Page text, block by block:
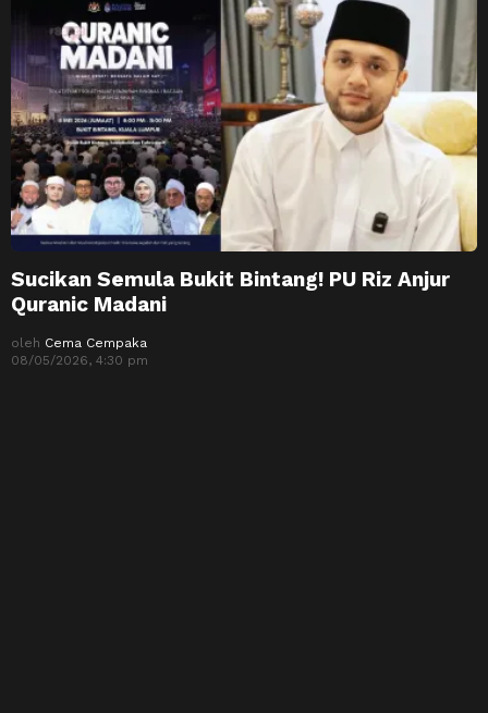
Sucikan Semula Bukit Bintang! PU Riz Anjur
Quranic Madani
oleh Cema Cempaka
08/05/2026, 4:30 pm